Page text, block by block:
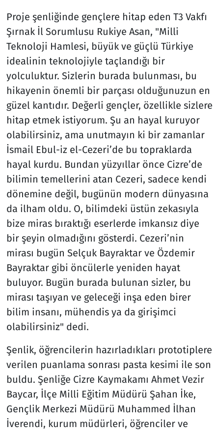
Proje şenliğinde gençlere hitap eden T3 Vakfı
Şırnak İl Sorumlusu Rukiye Asan, "Milli
Teknoloji Hamlesi, büyük ve güçlü Türkiye
idealinin teknolojiyle taçlandığı bir
yolculuktur. Sizlerin burada bulunması, bu
hikayenin önemli bir parçası olduğunuzun en
güzel kantıdır. Değerli gençler, özellikle sizlere
hitap etmek istiyorum. Şu an hayal kuruyor
olabilirsiniz, ama unutmayın ki bir zamanlar
İsmail Ebul-iz el-Cezeri’de bu topraklarda
hayal kurdu. Bundan yüzyıllar önce Cizre’de
bilimin temellerini atan Cezeri, sadece kendi
dönemine değil, bugünün modern dünyasına
da ilham oldu. O, bilimdeki üstün zekasıyla
bize miras bıraktığı eserlerde imkansız diye
bir şeyin olmadığını gösterdi. Cezeri’nin
mirası bugün Selçuk Bayraktar ve Özdemir
Bayraktar gibi öncülerle yeniden hayat
buluyor. Bugün burada bulunan sizler, bu
mirası taşıyan ve geleceği inşa eden birer
bilim insanı, mühendis ya da girişimci
olabilirsiniz" dedi.
Şenlik, öğrencilerin hazırladıkları prototiplere
verilen puanlama sonrası pasta kesimi ile son
buldu. Şenliğe Cizre Kaymakamı Ahmet Vezir
Baycar, İlçe Milli Eğitim Müdürü Şahan İke,
Gençlik Merkezi Müdürü Muhammed İlhan
İverendi, kurum müdürleri, öğrenciler ve